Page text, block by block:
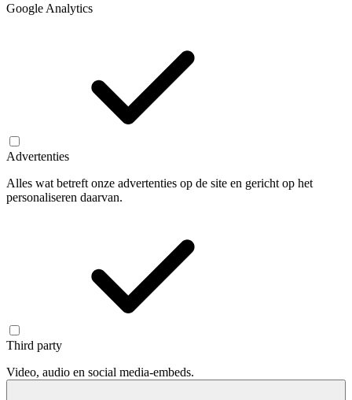
Google Analytics
Advertenties
Alles wat betreft onze advertenties op de site en gericht op het
personaliseren daarvan.
Third party
Video, audio en social media-embeds.